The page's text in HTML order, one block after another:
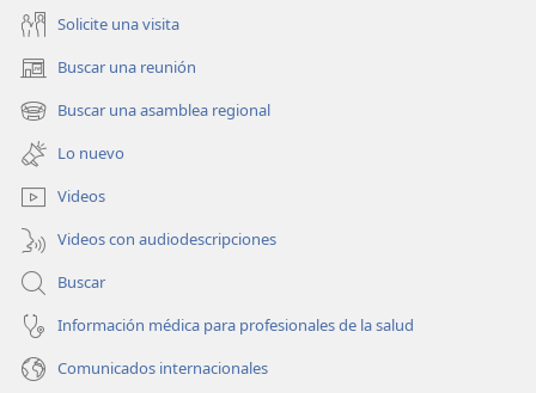
Solicite una visita
Buscar una reunión
(abre
una
nueva
ventana)
Buscar una asamblea regional
(abre
una
nueva
ventana)
Lo nuevo
Videos
Videos con audiodescripciones
Buscar
Información médica para profesionales de la salud
Comunicados internacionales